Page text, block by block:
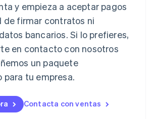
y empieza a aceptar pagos
de firmar contratos ni
bancarios. Si lo prefieres,
en contacto con nosotros
un paquete
para tu empresa.
Contacta con ventas